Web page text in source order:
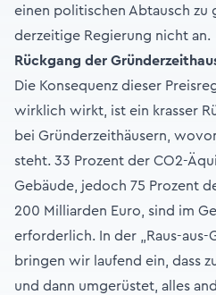
einen politischen Abtausch zu
derzeitige Regierung nicht an.
Rückgang der
Die Konsequenz dieser
wirklich wirkt, ist ein krasser
bei Gründerzeithäusern,
steht. 33 Prozent der CO2-
Gebäude, jedoch 75 Prozent
200 Milliarden Euro, sind im
erforderlich. In der „Raus-aus-
bringen wir laufend ein, dass
und dann umgerüstet, alles